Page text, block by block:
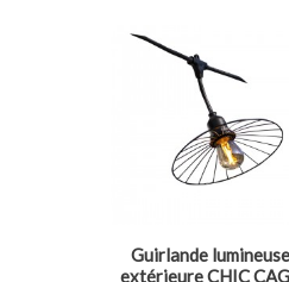
Guirlande lumineuse
extérieure CHIC